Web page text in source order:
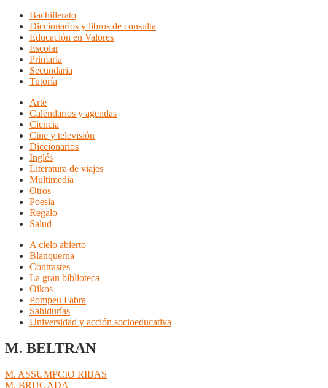
Bachillerato
Diccionarios y libros de consulta
Educación en Valores
Escolar
Primaria
Secundaria
Tutoría
Arte
Calendarios y agendas
Ciencia
Cine y televisión
Diccionarios
Inglés
Literatura de viajes
Multimedia
Otros
Poesia
Regalo
Salud
A cielo abierto
Blanquerna
Contrastes
La gran biblioteca
Oikos
Pompeu Fabra
Sabidurías
Universidad y acción socioeducativa
M. BELTRAN
Navegación
Anterior:
M. ASSUMPCIO RIBAS
Siguiente:
M. BRUGADA